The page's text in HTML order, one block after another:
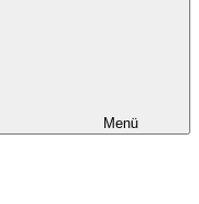
Menü